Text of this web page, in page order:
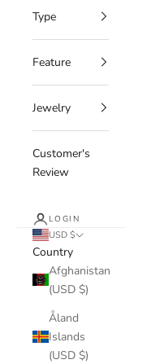
Type
Feature
Jewelry
Customer's
Review
LOGIN
USD $
Country
Afghanistan
(USD $)
Åland
Islands
(USD $)